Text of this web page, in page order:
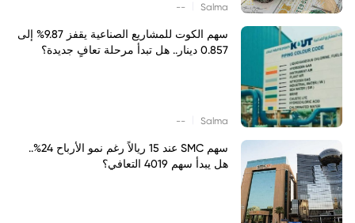
Salma
--
سهم الكوت للمشاريع الصناعية يقفز 9.87% إلى
0.857 دينار.. هل تبدأ مرحلة تعافٍ جديدة؟
Salma
--
سهم SMC عند 15 ريالاً رغم نمو الأرباح 24%..
هل يبدأ سهم 4019 التعافي؟